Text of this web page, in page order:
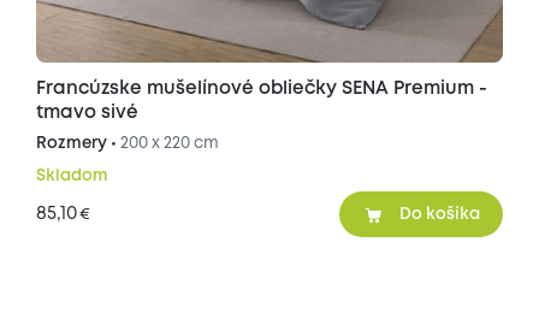
Francúzske mušelínové obliečky SENA Premium -
tmavo sivé
Rozmery • 200 x 220 cm
Skladom
85,10€ Do košíka